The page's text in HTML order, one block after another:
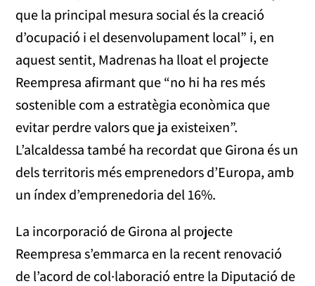
que la principal mesura social és la creació
d’ocupació i el desenvolupament local” i, en
aquest sentit, Madrenas ha lloat el projecte
Reempresa afirmant que “no hi ha res més
sostenible com a estratègia econòmica que
evitar perdre valors que ja existeixen”.
L’alcaldessa també ha recordat que Girona és un
dels territoris més emprenedors d’Europa, amb
un índex d’emprenedoria del 16%.
La incorporació de Girona al projecte
Reempresa s’emmarca en la recent renovació
de l’acord de col·laboració entre la Diputació de